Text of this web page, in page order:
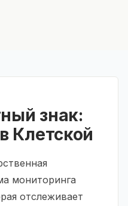
знак:
Клетской
мониторинга
отслеживает